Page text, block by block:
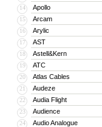
14 Apollo
15 Arcam
16 Arylic
17 AST
18 Astell&Kern
19 ATC
20 Atlas Cables
21 Audeze
22 Audia Flight
23 Audience
24 Audio Analogue